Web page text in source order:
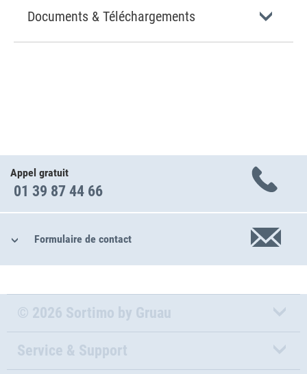
Documents & Téléchargements
Appel gratuit
01 39 87 44 66
Formulaire de contact
© 2026 Sortimo by Gruau
Service & Support